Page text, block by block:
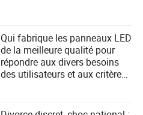
Qui fabrique les panneaux LED
de la meilleure qualité pour
répondre aux divers besoins
des utilisateurs et aux critères